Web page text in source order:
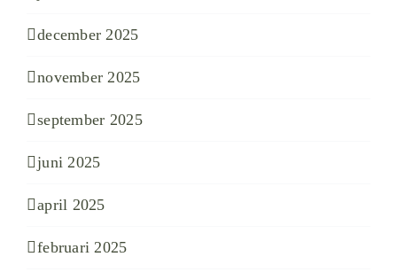
december 2025
november 2025
september 2025
juni 2025
april 2025
februari 2025